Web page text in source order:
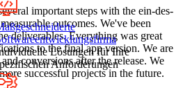
important steps with the ein-des-
outcomes. We've been
deliverables. Everything was great
to the final app version. We are
conversions after the release. We
successful projects in the future.
Lösungen für Ihre
Anforderungen